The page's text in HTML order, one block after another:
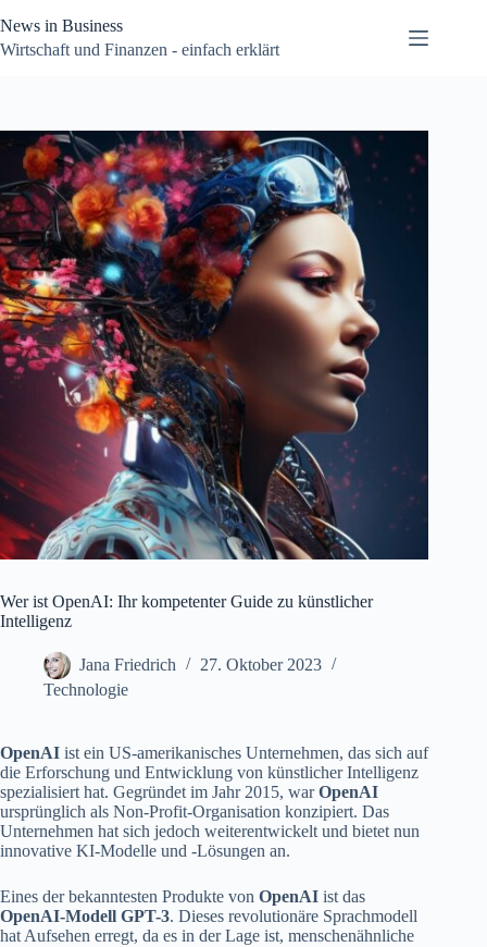
Inhalt
springen
News in Business
Wirtschaft und Finanzen - einfach erklärt
Wer ist OpenAI: Ihr kompetenter Guide zu künstlicher
Intelligenz
Jana Friedrich
27. Oktober 2023
Technologie
OpenAI ist ein US-amerikanisches Unternehmen, das sich auf
die Erforschung und Entwicklung von künstlicher Intelligenz
spezialisiert hat. Gegründet im Jahr 2015, warOpenAI
ursprünglich als Non-Profit-Organisation konzipiert. Das
Unternehmen hat sich jedoch weiterentwickelt und bietet nun
innovative KI-Modelle und -Lösungen an.
Eines der bekanntesten Produkte von OpenAI ist das
OpenAI-Modell GPT-3. Dieses revolutionäre Sprachmodell
hat Aufsehen erregt, da es in der Lage ist, menschenähnliche